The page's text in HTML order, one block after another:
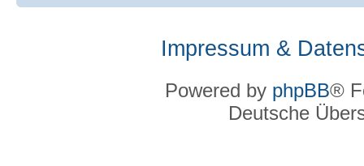
Impressum &
Powered by phpBB®
Deutsche